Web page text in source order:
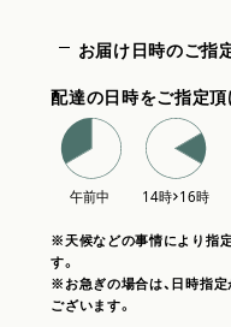
お届け日時のご指
配達の日時をご指定頂
※天候などの事情により指
す。
※お急ぎの場合は、日時指
ございます。